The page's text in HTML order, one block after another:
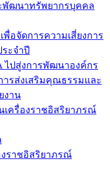
พัฒนาทรัพยากรบุคคล
พื่อจัดการความเสี่ยงการ
ะจำปี
ไปสู่งการพัฒนาองค์กร
ารส่งเสริมคุณธรรมและ
งาน
เครื่องราชอิสริยาภรณ์
งราชอิสริยาภรณ์